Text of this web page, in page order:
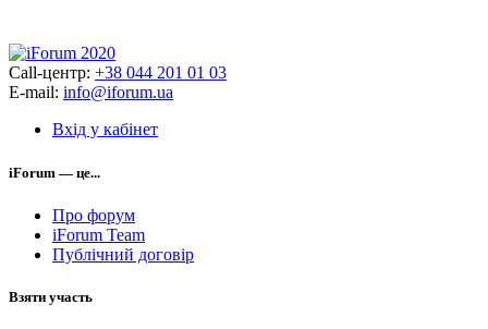
Call-центр: +38 044 201 01 03
E-mail: info@iforum.ua
Вхід у кабінет
iForum — це...
Про форум
iForum Team
Публічний договір
Взяти участь